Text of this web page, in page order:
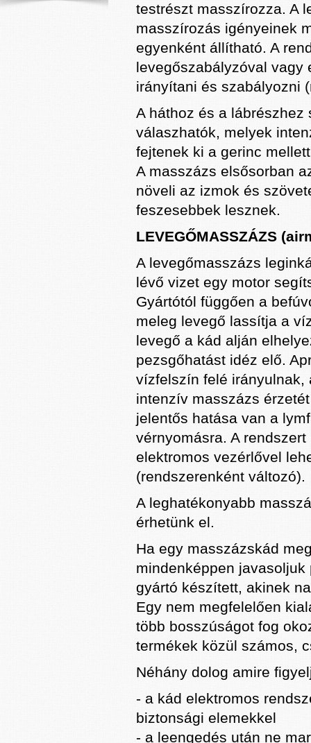
testrészt masszírozza. A
masszírozás igényeinek
egyenként állítható. A
levegőszabályzóval vagy
irányítani és szabályozni
A háthoz és a
válaszhatók, melyek
fejtenek ki a gerinc
A masszázs elsősorban
növeli az izmok és
feszesebbek lesznek.
LEVEGŐMASSZÁZS
A levegőmasszázs
lévő vizet egy motor
Gyártótól függően a
meleg levegő lassítja a
levegő a kád alján
pezsgőhatást idéz elő.
vízfelszín felé irányulnak,
intenzív masszázs
jelentős hatása van a
vérnyomásra. A
elektromos vezérlővel
(rendszerenként változó).
A leghatékonyabb
érhetünk el.
Ha egy masszázskád
mindenképpen
gyártó készített, akinek
Egy nem megfelelően
több bosszúságot fog
termékek közül számos,
Néhány dolog amire
- a kád elektromos
biztonsági elemekkel
- a leengedés után ne